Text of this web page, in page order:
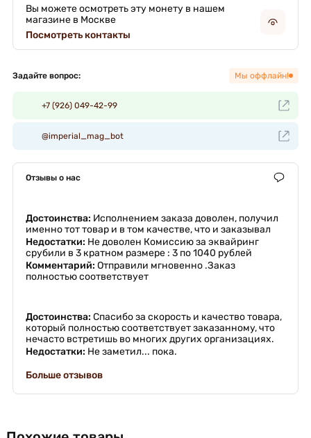
Вы можете осмотреть эту монету в нашем
магазине в Москве
Посмотреть контакты
Задайте вопрос: Мы оффлайн!
+7 (926) 049-42-99
@imperial_mag_bot
Отзывы о нас
Достоинства: Исполнением заказа доволен, получил
именно тот товар и в том качестве, что и заказывал
Недостатки: Не доволен Комиссию за эквайринг
срубили в 3 кратном размере : 3 по 1040 рублей
Комментарий: Отправили мгновенно .Заказ
полностью соответствует
Достоинства: Спасибо за скорость и качество товара,
который полностью соответствует заказанному, что
нечасто встретишь во многих других организациях.
Недостатки: Не заметил... пока.
Больше отзывов